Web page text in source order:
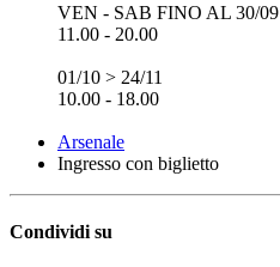
VEN - SAB FINO AL 30/09
11.00 - 20.00
01/10 > 24/11
10.00 - 18.00
Arsenale
Ingresso con biglietto
Condividi su